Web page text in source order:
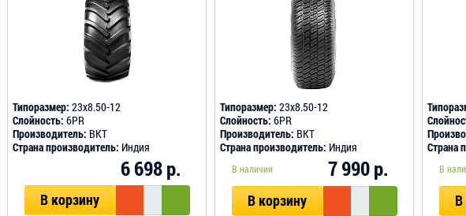
Типоразмер: 23x8.50-12
Слойность: 6PR
Производитель: BKT
Страна производитель: Индия
6 698 р.
В корзину
Типоразмер: 23x8.50-12
Слойность: 6PR
Производитель: BKT
Страна производитель: Индия
В наличии 7 990 р.
В корзину
Страна
В
В